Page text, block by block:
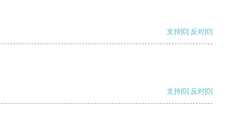
支持[0] 反对[0]
支持[0] 反对[0]